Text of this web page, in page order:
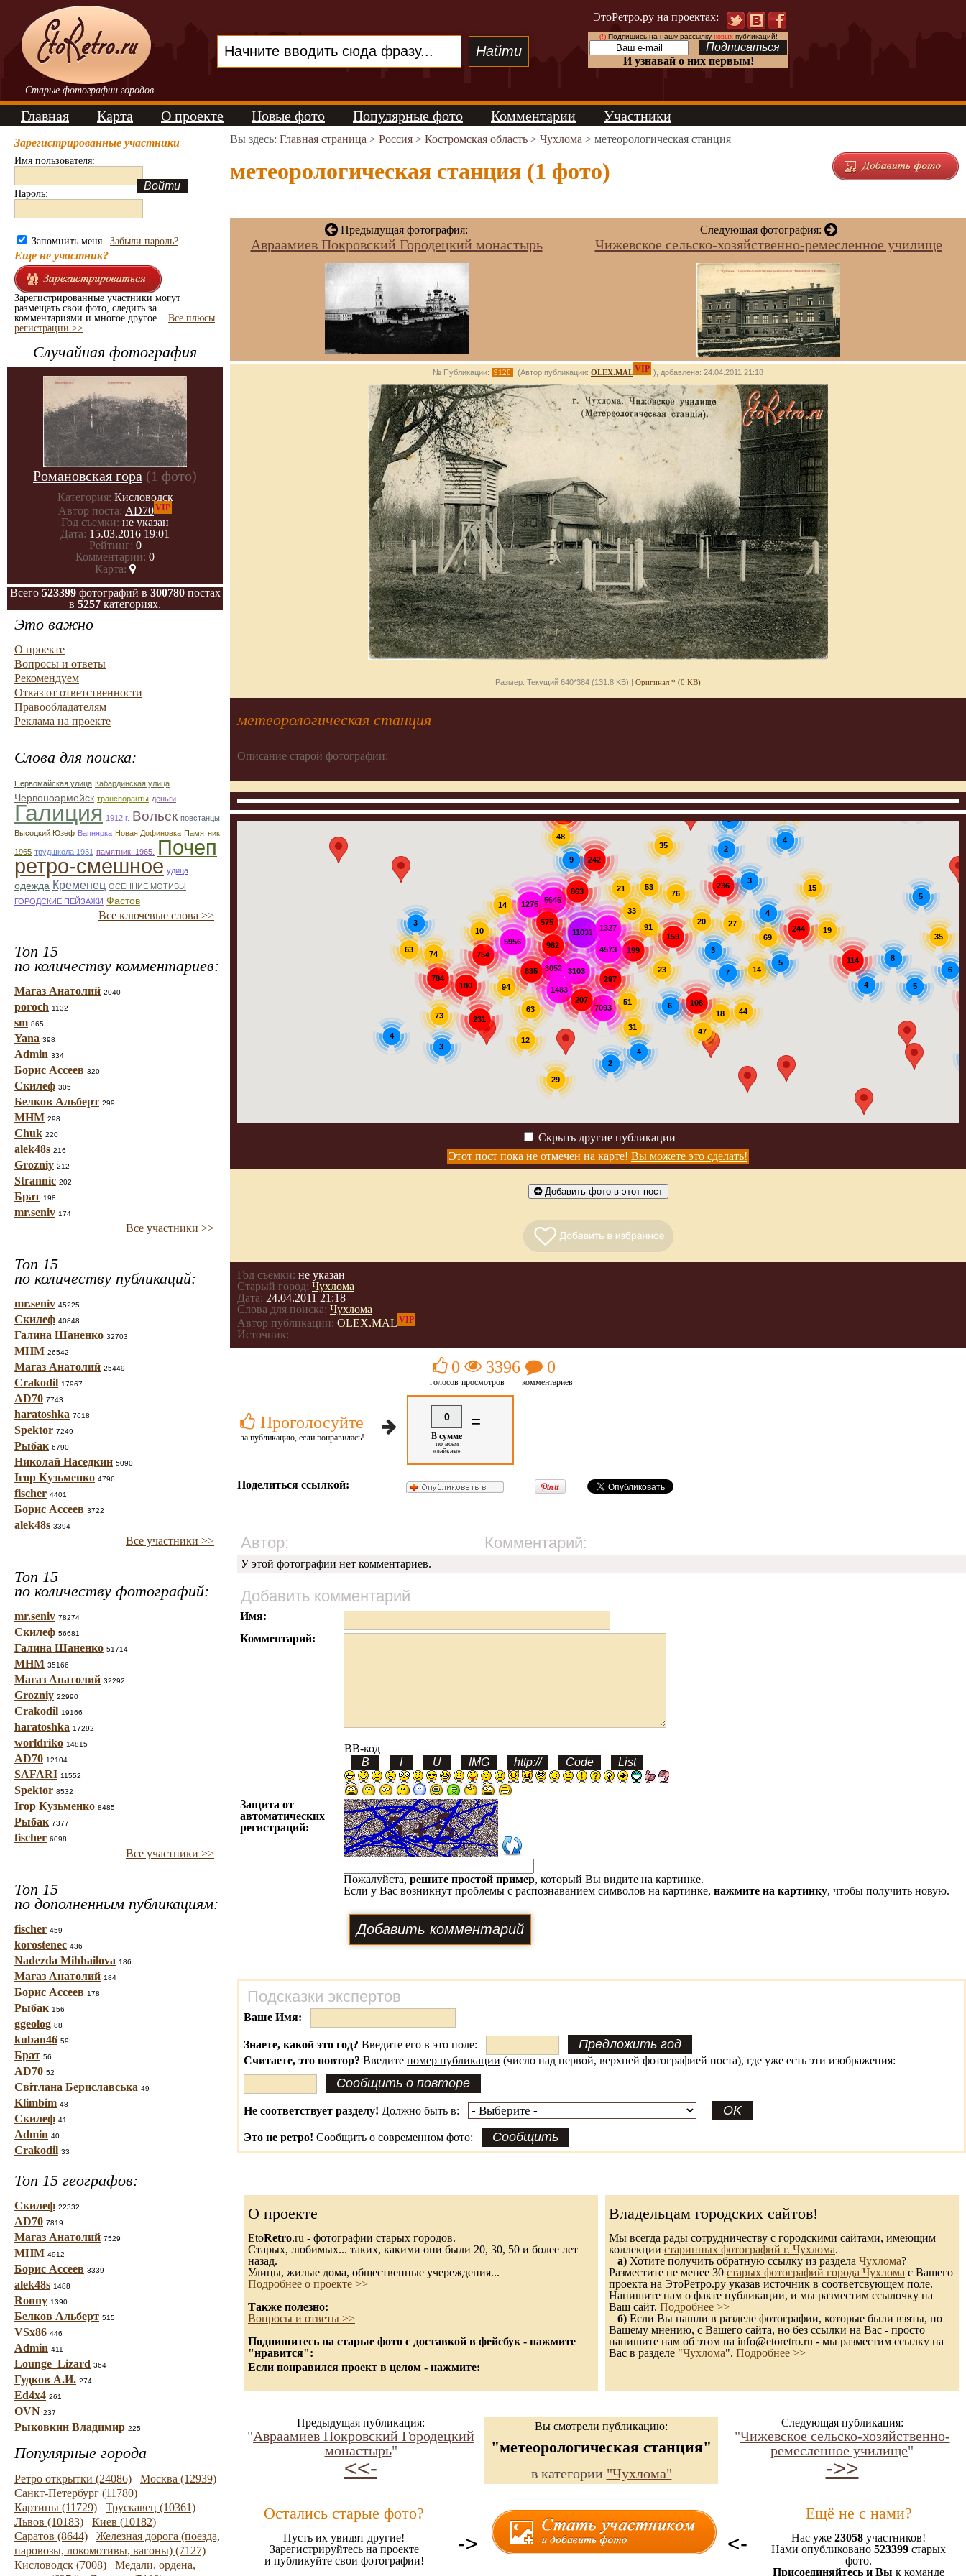
Старые фотографии городов
ЭтоРетро.ру на проектах:
(!)Подпишись на нашу рассылку новыхпубликаций!
И узнавай о них первым!
Главная Карта О проекте Новые фото Популярные фото Комментарии Участники
Зарегистрированные участники
Имя пользователя:
Пароль:
Запомнить меня | Забыли пароль?
Еще не участник?
Зарегистрированные участники могут
размещать свои фото, следить за
комментариями и многое другое... Все плюсы
регистрации >>
Случайная фотография
Романовская гора (1 фото)
Категория: Кисловодск
Автор поста: AD70VIP
Год съемки: не указан
Дата: 15.03.2016 19:01
Рейтинг: 0
Комментарии: 0
Карта:
Всего 523399фотографий в 300780постах
в 5257 категориях.
Это важно
О проекте
Вопросы и ответы
Рекомендуем
Отказ от ответственности
Правообладателям
Реклама на проекте
Слова для поиска:
Первомайская улица Кабардинская улица
Червоноармейск транспоранты деньги
Галиция 1912 г. Вольск повстанцы
Высоцкий Юзеф Вапнярка Новая Дофиновка Памятник.
1965 трудшкола 1931 памятник. 1965. Почеп
ретро-смешное удица
одежда Кременец ОСЕННИЕ МОТИВЫ
ГОРОДСКИЕ ПЕЙЗАЖИ Фастов
Все ключевые слова >>
Топ 15
по количеству комментариев:
Магаз Анатолий 2040
poroch 1132
sm 865
Yana 398
Admin 334
Борис Ассеев 320
Скилеф 305
Белков Альберт 299
МНМ 298
Chuk 220
alek48s 216
Grozniy 212
Strannic 202
Брат 198
mr.seniv 174
Все участники >>
Топ 15
по количеству публикаций:
mr.seniv 45225
Скилеф 40848
Галина Шаненко 32703
МНМ 26542
Магаз Анатолий 25449
Crakodil 17967
AD70 7743
haratoshka 7618
Spektor 7249
Рыбак 6790
Николай Наседкин 5090
Ігор Кузьменко 4796
fischer 4401
Борис Ассеев 3722
alek48s 3394
Все участники >>
Топ 15
по количеству фотографий:
mr.seniv 78274
Скилеф 56681
Галина Шаненко 51714
МНМ 35166
Магаз Анатолий 32292
Grozniy 22990
Crakodil 19166
haratoshka 17292
worldriko 14815
AD70 12104
SAFARI 11552
Spektor 8532
Ігор Кузьменко 8485
Рыбак 7377
fischer 6098
Все участники >>
Топ 15
по дополненным публикациям:
fischer 459
korostenec 436
Nadezda Mihhailova 186
Магаз Анатолий 184
Борис Ассеев 178
Рыбак 156
ggeolog 88
kuban46 59
Брат 56
AD70 52
Світлана Бериславська 49
Klimbim 48
Скилеф 41
Admin 40
Crakodil 33
Топ 15 географов:
Скилеф 22332
AD70 7819
Магаз Анатолий 7529
МНМ 4912
Борис Ассеев 3339
alek48s 1488
Ronny 1390
Белков Альберт 515
VSx86 446
Admin 411
Lounge_Lizard 364
Гудков А.И. 274
Ed4x4 261
OVN 237
Рыковкин Владимир 225
Популярные города
Ретро открытки (24086)
Москва (12939)
Санкт-Петербург (11780)
Картины (11729)
Трускавец (10361)
Львов (10183)
Киев (10182)
Саратов (8644)
Железная дорога (поезда,
паровозы, локомотивы, вагоны) (7127)
Кисловодск (7008)
Медали, ордена,
Вы здесь: Главная страница > Россия > Костромская область > Чухлома > метеорологическая станция
метеорологическая станция (1 фото)
Предыдущая фотография:
Авраамиев Покровский Городецкий монастырь
Следующая фотография:
Чижевское сельско-хозяйственно-ремесленное училище
№ Публикации: 9120 (Автор публикации: OLEX.MALVIP ), добавлена: 24.04.2011 21:18
Размер: Текущий 640*384 (131.8 KB) | Оригинал * (0 KB)
метеорологическая станция
Описание старой фотографии:
1483
784
3052
94
5645
3103
11031
754
297
29
159
236
835 14
5956 962
7093
242
863
180
231
244
907
1275
1327 27
76
44
15
48
91
73
21
199
63
20
108
114
12
51
5
35
69
31
7
8
19
10
3
3
47
63
4
4
4
4573
74
23
4
575
33
53
2
6
2
18
3
14
5
207
4
5
6
9
12
2
35
3
Скрыть другие публикации
Этот пост пока не отмечен на карте! Вы можете это сделать!
Добавить фото в этот пост
Год съемки: не указан
Старый город: Чухлома
Дата: 24.04.2011 21:18
Слова для поиска: Чухлома
Автор публикации: OLEX.MAL VIP
Источник:
Проголосуйте
за публикацию, если понравилась!
0
голосов
3396
просмотров
0
комментариев
0
В сумме
по всем
«лайкам»
=
Поделиться ссылкой:
Автор: Комментарий:
У этой фотографии нет комментариев.
Добавить комментарий
Имя:
Комментарий:
BB-код
Защита от
автоматических
регистраций:
Пожалуйста, решите простой пример, который Вы видите на картинке.
Если у Вас возникнут проблемы с распознаванием символов на картинке, нажмите на картинку, чтобы получить новую.
Подсказки экспертов
Ваше Имя:
Знаете, какой это год? Введите его в это поле:
Считаете, это повтор? Введите номер публикации (число над первой, верхней фотографией поста), где уже есть эти изображения:
Не соответствует разделу! Должно быть в:
Это не ретро! Сообщить о современном фото:
О проекте
EtoRetro.ru - фотографии старых городов.
Старых, любимых... таких, какими они были 20, 30, 50 и более лет
назад.
Улицы, жилые дома, общественные учереждения...
Подробнее о проекте >>
Также полезно:
Вопросы и ответы >>
Подпишитесь на старые фото с доставкой в фейсбук - нажмите
"нравится":
Если понравился проект в целом - нажмите:
Владельцам городских сайтов!
Мы всегда рады сотрудничеству с городскими сайтами, имеющим
коллекции старинных фотографий г. Чухлома.
а) Хотите получить обратную ссылку из раздела Чухлома?
Разместите не менее 30 старых фотографий города Чухлома с Вашего
проекта на ЭтоРетро.ру указав источник в соответсвующем поле.
Напишите нам о факте публикации, и мы разместим ссылочку на
Ваш сайт. Подробнее >>
б) Если Вы нашли в разделе фотографии, которые были взяты, по
Вашему мнению, с Вашего сайта, но без ссылки на Вас - просто
напишите нам об этом на info@etoretro.ru - мы разместим ссылку на
Вас в разделе "Чухлома". Подробнее >>
Предыдущая публикация:
"Авраамиев Покровский Городецкий
монастырь"
<<-
Вы смотрели публикацию:
"метеорологическая станция"
в категории "Чухлома"
Следующая публикация:
"Чижевское сельско-хозяйственно-
ремесленное училище"
->>
Остались старые фото?
Пусть их увидят другие!
Зарегистрируйтесь на проекте
и публикуйте свои фотографии!
-> <-
Ещё не с нами?
Нас уже 23058 участников!
Нами опубликовано 523399 старых
фото.
Присоединяйтесь и Вы к команде